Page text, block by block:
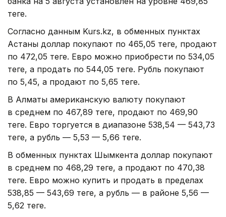
теңге.
Согласно данным Kurs.kz, в обменных пунктах
Астаны доллар покупают по 465,05 теңге, продают
по 472,05 теңге. Евро можно приобрести по 534,05
теңге, а продать по 544,05 теңге. Рубль покупают
по 5,45, а продают по 5,65 теңге.
В Алматы американскую валюту покупают
в среднем по 467,89 теңге, продают по 469,90
теңге. Евро торгуется в диапазоне 538,54 — 543,73
теңге, а рубль — 5,53 — 5,66 теңге.
В обменных пунктах Шымкента доллар покупают
в среднем по 468,29 теңге, а продают по 470,38
теңге. Евро можно купить и продать в пределах
538,85 — 543,69 теңге, а рубль — в районе 5,56 —
5,62 теңге.